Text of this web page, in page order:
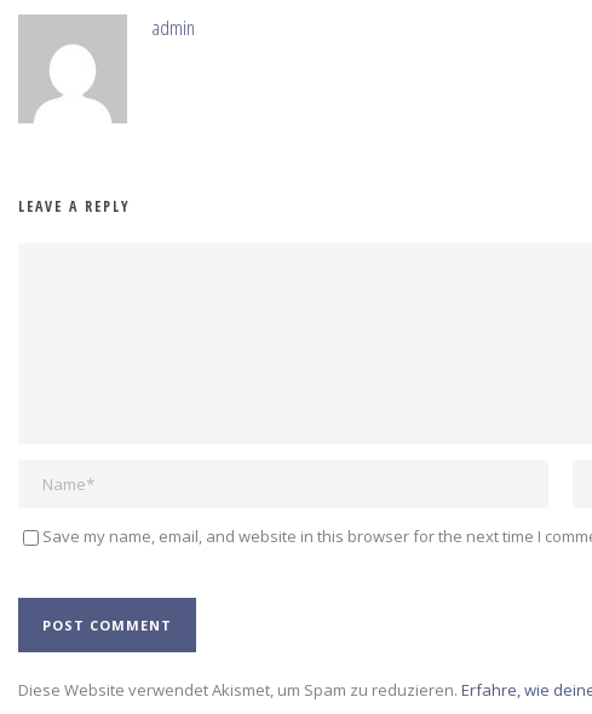
admin
LEAVE A REPLY
Save my name, email, and website in this browser for the next time I
Alternative:
Diese Website verwendet Akismet, um Spam zu reduzieren. Erfahre, wie